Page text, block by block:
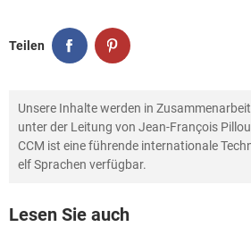
Teilen
Unsere Inhalte werden in
unter der Leitung von Jean-François
CCM ist eine führende internationale
elf Sprachen verfügbar.
Lesen Sie auch